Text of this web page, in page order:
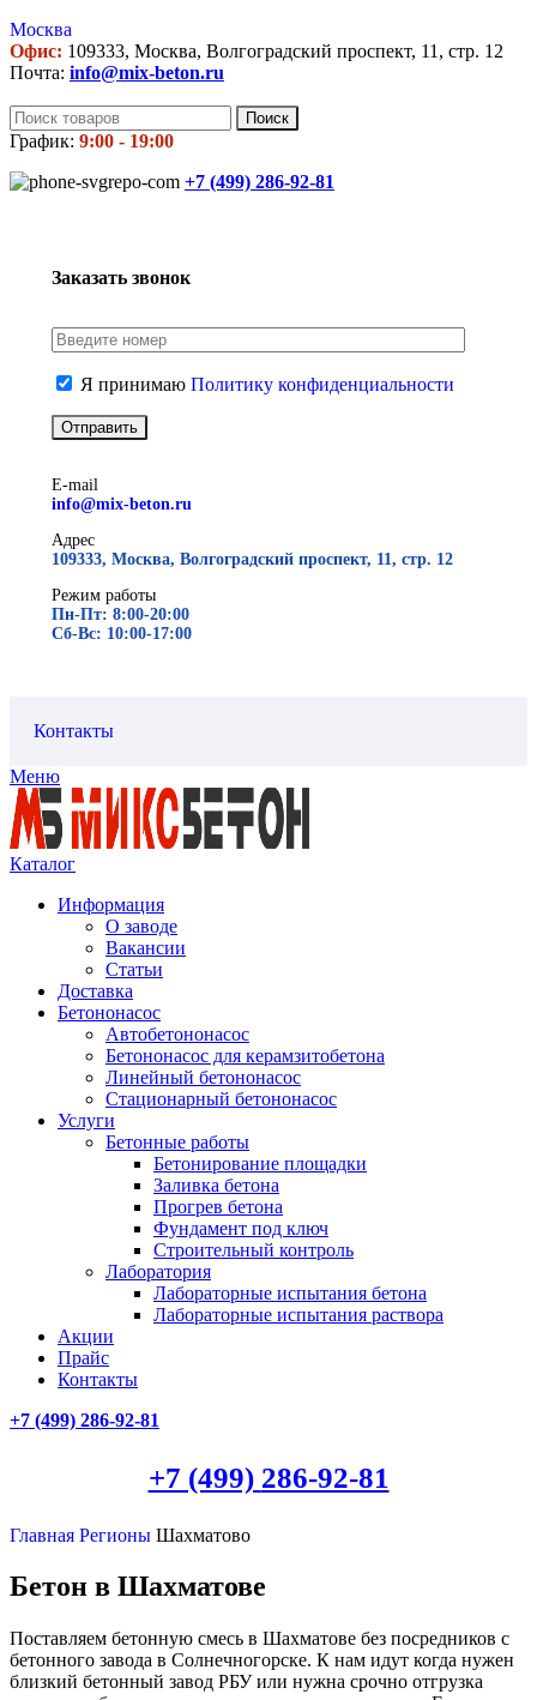
Москва
Офис: 109333, Москва, Волгоградский проспект, 11, стр. 12
Почта: info@mix-beton.ru
Поиск
График: 9:00 - 19:00
+7 (499) 286-92-81
Заказать звонок
Я принимаю Политику конфиденциальности
E-mail
info@mix-beton.ru
Адрес
109333, Москва, Волгоградский проспект, 11, стр. 12
Режим работы
Пн-Пт: 8:00-20:00
Сб-Вс: 10:00-17:00
Контакты
Меню
Каталог
Информация
О заводе
Вакансии
Статьи
Доставка
Бетононасос
Автобетононасос
Бетононасос для керамзитобетона
Линейный бетононасос
Стационарный бетононасос
Услуги
Бетонные работы
Бетонирование площадки
Заливка бетона
Прогрев бетона
Фундамент под ключ
Строительный контроль
Лаборатория
Лабораторные испытания бетона
Лабораторные испытания раствора
Акции
Прайс
Контакты
+7 (499) 286-92-81
+7 (499) 286-92-81
Главная Регионы Шахматово
Бетон в Шахматове
Поставляем бетонную смесь в Шахматове без посредников с
бетонного завода в Солнечногорске. К нам идут когда нужен
близкий бетонный завод РБУ или нужна срочно отгрузка